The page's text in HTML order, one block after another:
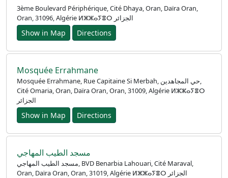
3ème Boulevard Périphérique, Cité Dhaya, Oran, Daïra Oran,
Oran, 31096, Algérie ⵍⵣⵣⴰⵢⴻⵔ الجزائر
Show in Map Directions
Mosquée Errahmane
Mosquée Errahmane, Rue Capitaine Si Merbah, حي المجاهدين,
Cité Omaria, Oran, Daïra Oran, Oran, 31009, Algérie ⵍⵣⵣⴰⵢⴻⵔ
الجزائر
Show in Map Directions
مسجد الطيب المهاجي
مسجد الطيب المهاجي, BVD Benarbia Lahouari, Cité Maraval,
Oran, Daïra Oran, Oran, 31019, Algérie ⵍⵣⵣⴰⵢⴻⵔ الجزائر